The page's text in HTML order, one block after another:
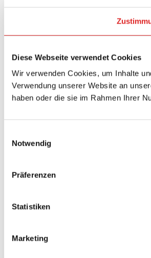
Diese Webseite verwendet Cookies
Wir verwenden Cookies, um Inhalte
Verwendung unserer Website an
haben oder die sie im Rahmen Ihrer
Notwendig
Präferenzen
Statistiken
Marketing